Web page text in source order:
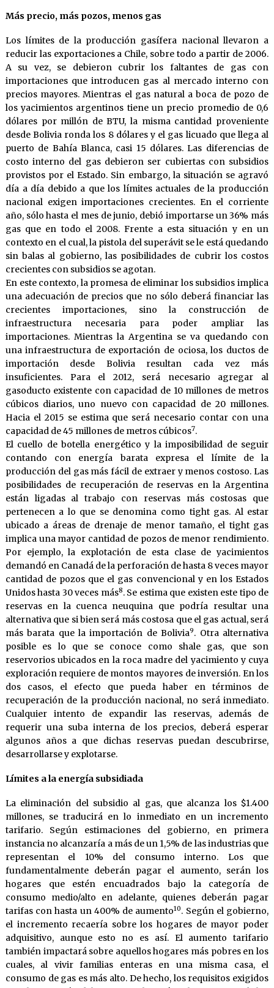
Más precio, más pozos, menos gas
Los límites de la producción gasífera nacional llevaron a
reducir las exportaciones a Chile, sobre todo a partir de 2006.
A su vez, se debieron cubrir los faltantes de gas con
importaciones que introducen gas al mercado interno con
precios mayores. Mientras el gas natural a boca de pozo de
los yacimientos argentinos tiene un precio promedio de 0,6
dólares por millón de BTU, la misma cantidad proveniente
desde Bolivia ronda los 8 dólares y el gas licuado que llega al
puerto de Bahía Blanca, casi 15 dólares. Las diferencias de
costo interno del gas debieron ser cubiertas con subsidios
provistos por el Estado. Sin embargo, la situación se agravó
día a día debido a que los límites actuales de la producción
nacional exigen importaciones crecientes. En el corriente
año, sólo hasta el mes de junio, debió importarse un 36% más
gas que en todo el 2008. Frente a esta situación y en un
contexto en el cual, la pistola del superávit se le está quedando
sin balas al gobierno, las posibilidades de cubrir los costos
crecientes con subsidios se agotan.
En este contexto, la promesa de eliminar los subsidios implica
una adecuación de precios que no sólo deberá financiar las
crecientes importaciones, sino la construcción de
infraestructura necesaria para poder ampliar las
importaciones. Mientras la Argentina se va quedando con
una infraestructura de exportación de ociosa, los ductos de
importación desde Bolivia resultan cada vez más
insuficientes. Para el 2012, será necesario agregar al
gasoducto existente con capacidad de 10 millones de metros
cúbicos diarios, uno nuevo con capacidad de 20 millones.
Hacia el 2015 se estima que será necesario contar con una
capacidad de 45 millones de metros cúbicos7.
El cuello de botella energético y la imposibilidad de seguir
contando con energía barata expresa el límite de la
producción del gas más fácil de extraer y menos costoso. Las
posibilidades de recuperación de reservas en la Argentina
están ligadas al trabajo con reservas más costosas que
pertenecen a lo que se denomina como tight gas. Al estar
ubicado a áreas de drenaje de menor tamaño, el tight gas
implica una mayor cantidad de pozos de menor rendimiento.
Por ejemplo, la explotación de esta clase de yacimientos
demandó en Canadá de la perforación de hasta 8 veces mayor
cantidad de pozos que el gas convencional y en los Estados
Unidos hasta 30 veces más8. Se estima que existen este tipo de
reservas en la cuenca neuquina que podría resultar una
alternativa que si bien será más costosa que el gas actual, será
más barata que la importación de Bolivia9. Otra alternativa
posible es lo que se conoce como shale gas, que son
reservorios ubicados en la roca madre del yacimiento y cuya
exploración requiere de montos mayores de inversión. En los
dos casos, el efecto que pueda haber en términos de
recuperación de la producción nacional, no será inmediato.
Cualquier intento de expandir las reservas, además de
requerir una suba interna de los precios, deberá esperar
algunos años a que dichas reservas puedan descubrirse,
desarrollarse y explotarse.
Límites a la energía subsidiada
La eliminación del subsidio al gas, que alcanza los $1.400
millones, se traducirá en lo inmediato en un incremento
tarifario. Según estimaciones del gobierno, en primera
instancia no alcanzaría a más de un 1,5% de las industrias que
representan el 10% del consumo interno. Los que
fundamentalmente deberán pagar el aumento, serán los
hogares que estén encuadrados bajo la categoría de
consumo medio/alto en adelante, quienes deberán pagar
tarifas con hasta un 400% de aumento10. Según el gobierno,
el incremento recaería sobre los hogares de mayor poder
adquisitivo, aunque esto no es así. El aumento tarifario
también impactará sobre aquellos hogares más pobres en los
cuales, al vivir familias enteras en una misma casa, el
consumo de gas es más alto. De hecho, los requisitos exigidos